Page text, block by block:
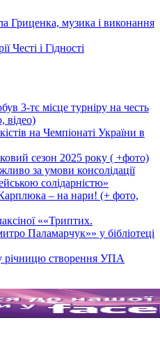
Гриценка, музика і виконання
Честі і Гідності
3-тє місце турніру на честь
відео)
на Чемпіонаті України в
сезон 2025 року ( +фото)
за умови консолідації
солідарністю»
– на нари! (+ фото,
««Триптих.
Паламарчук»» у бібліотеці
річницю створення УПА